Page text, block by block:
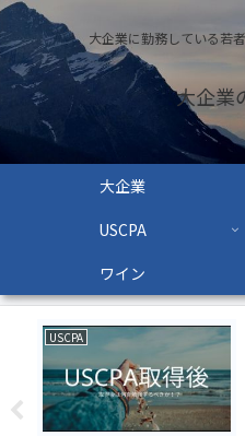
大企業に勤務している若
大企業
大企業
USCPA
ワイン
USCPA